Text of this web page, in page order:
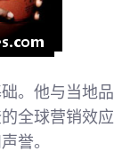
。他与当地
全球营销效
誉。